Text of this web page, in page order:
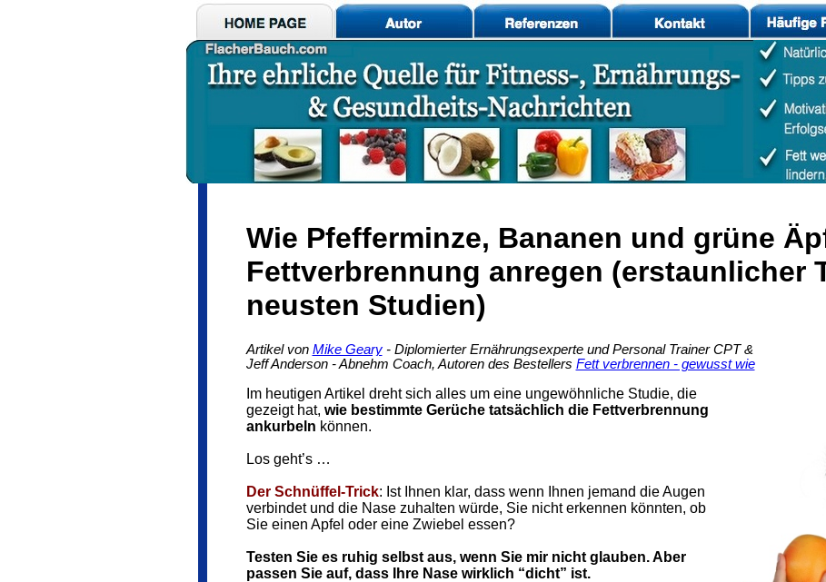
Wie Pfefferminze, Bananen und grüne
Fettverbrennung anregen (erstaunlicher
neusten Studien)
Artikel von Mike Geary - Diplomierter Ernährungsexperteund Personal Trainer CPT &
Jeff Anderson - Abnehm Coach, Autoren des Bestellers Fett verbrennen - gewusst wie
Im heutigen Artikel dreht sich alles um eine ungewöhnliche Studie, die
gezeigt hat, wie bestimmte Gerüche tatsächlich die Fettverbrennung
ankurbeln können.
Los geht’s …
Der Schnüffel-Trick: Ist Ihnen klar, dass wenn Ihnen jemand die Augen
verbindet und die Nase zuhalten würde, Sie nicht erkennen könnten, ob
Sie einen Apfel oder eine Zwiebel essen?
Testen Sie es ruhig selbst aus, wenn Sie mir nicht glauben. Aber
passen Sie auf, dass Ihre Nase wirklich “dicht” ist.